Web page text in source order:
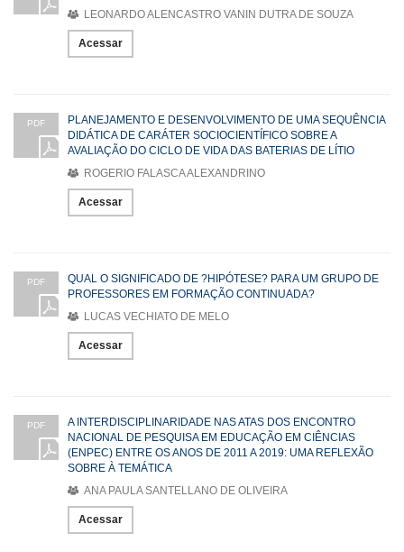
LEONARDO ALENCASTRO VANIN DUTRA DE SOUZA
Acessar
PDF
PLANEJAMENTO E DESENVOLVIMENTO DE UMA SEQUÊNCIA
DIDÁTICA DE CARÁTER SOCIOCIENTÍFICO SOBRE A
AVALIAÇÃO DO CICLO DE VIDA DAS BATERIAS DE LÍTIO
ROGERIO FALASCA ALEXANDRINO
Acessar
PDF
QUAL O SIGNIFICADO DE ?HIPÓTESE? PARA UM GRUPO DE
PROFESSORES EM FORMAÇÃO CONTINUADA?
LUCAS VECHIATO DE MELO
Acessar
PDF
A INTERDISCIPLINARIDADE NAS ATAS DOS ENCONTRO
NACIONAL DE PESQUISA EM EDUCAÇÃO EM CIÊNCIAS
(ENPEC) ENTRE OS ANOS DE 2011 A 2019: UMA REFLEXÃO
SOBRE À TEMÁTICA
ANA PAULA SANTELLANO DE OLIVEIRA
Acessar